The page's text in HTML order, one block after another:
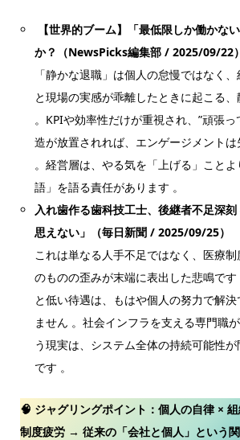
【世界的ブーム】「最低限しか働かな
か？（NewsPicks編集部 / 2025/09/22）
「静かな退職」は個人の怠慢ではなく
と現場の実感が乖離したときに起こる
。KPIや効率性だけが重視され、”頑張
造が放置されれば、エンゲージメント
。経営層は、やる気を「上げる」こと
語」を語る責任があります 。
入れ歯作る歯科技工士、後継者不足深
思えない」（毎日新聞 / 2025/09/25）
これは単なる人手不足ではなく、医療
のものの歪みが末端に表出した悲鳴で
と低い待遇は、もはや個人の努力で解
ません 。社会インフラを支える専門職
う現実は、システム全体の持続可能性
です 。
🧠 ジャグリングポイント： 個人の自律 ×
制度疲労 → 従来の「会社と個人」という